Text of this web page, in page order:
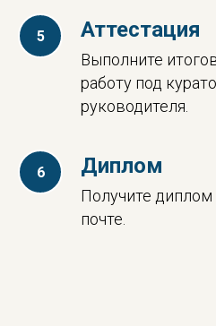
Аттестация
Выполните
работу под
руководителя.
Диплом
Получите диплом
почте.